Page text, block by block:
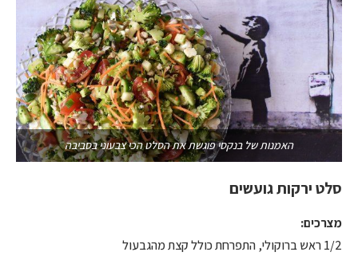
האמנות של בנקסי פוגשת את הסלט הכי צבעוני בסביבה
סלט ירקות גועשים
מצרכים:
1/2 ראש ברוקולי, התפרחת כולל קצת מהגבעול